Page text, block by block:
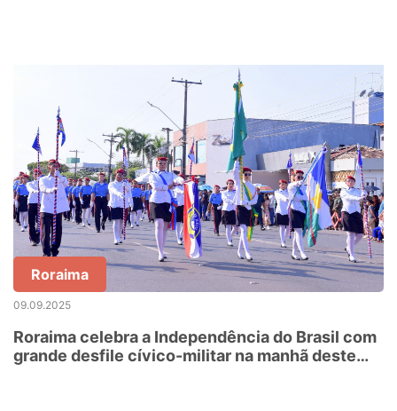
Roraima
09.09.2025
Roraima celebra a Independência do Brasil com
grande desfile cívico-militar na manhã deste